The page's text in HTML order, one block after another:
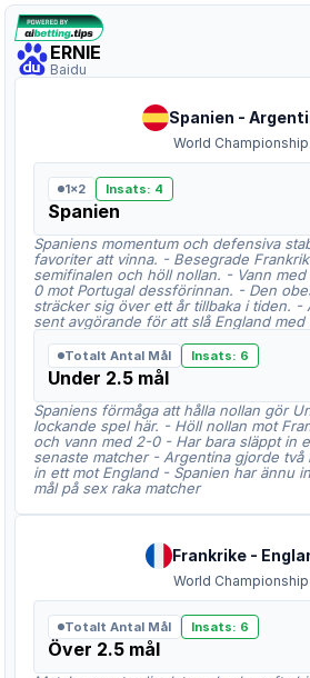
ERNIE
Baidu
Spanien -
World Championship
1x2 Insats: 4
Spanien
Spaniens momentum och defensiva
favoriter att vinna. - Besegrade
semifinalen och höll nollan. - Vann
0 mot Portugal dessförinnan. - Den
sträcker sig över ett år tillbaka i tiden. -
sent avgörande för att slå England med
Totalt Antal Mål Insats: 6
Under 2.5 mål
Spaniens förmåga att hålla nollan gör
lockande spel här. - Höll nollan mot
och vann med 2-0 - Har bara släppt in
senaste matcher - Argentina gjorde två
in ett mot England - Spanien har ännu
mål på sex raka matcher
Frankrike -
World Championship
Totalt Antal Mål Insats: 6
Över 2.5 mål